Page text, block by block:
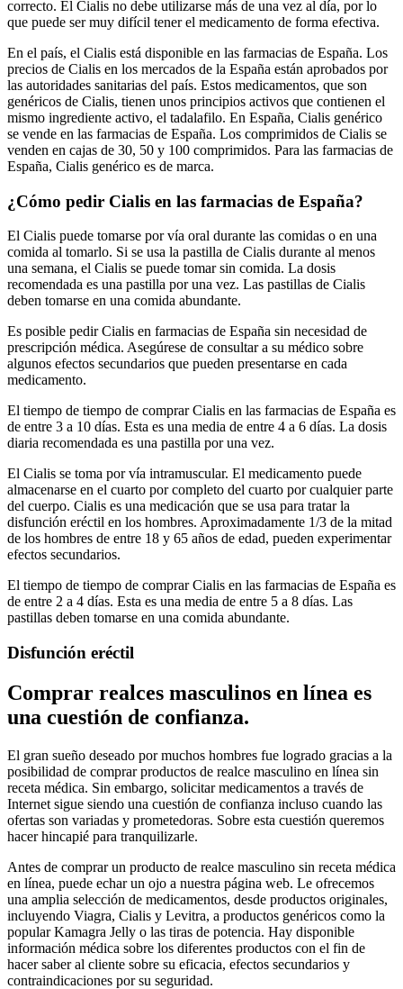
correcto. El Cialis no debe utilizarse más de una vez al día, por lo
que puede ser muy difícil tener el medicamento de forma efectiva.
En el país, el Cialis está disponible en las farmacias de España. Los
precios de Cialis en los mercados de la España están aprobados por
las autoridades sanitarias del país. Estos medicamentos, que son
genéricos de Cialis, tienen unos principios activos que contienen el
mismo ingrediente activo, el tadalafilo. En España, Cialis genérico
se vende en las farmacias de España. Los comprimidos de Cialis se
venden en cajas de 30, 50 y 100 comprimidos. Para las farmacias de
España, Cialis genérico es de marca.
¿Cómo pedir Cialis en las farmacias de España?
El Cialis puede tomarse por vía oral durante las comidas o en una
comida al tomarlo. Si se usa la pastilla de Cialis durante al menos
una semana, el Cialis se puede tomar sin comida. La dosis
recomendada es una pastilla por una vez. Las pastillas de Cialis
deben tomarse en una comida abundante.
Es posible pedir Cialis en farmacias de España sin necesidad de
prescripción médica. Asegúrese de consultar a su médico sobre
algunos efectos secundarios que pueden presentarse en cada
medicamento.
El tiempo de tiempo de comprar Cialis en las farmacias de España es
de entre 3 a 10 días. Esta es una media de entre 4 a 6 días. La dosis
diaria recomendada es una pastilla por una vez.
El Cialis se toma por vía intramuscular. El medicamento puede
almacenarse en el cuarto por completo del cuarto por cualquier parte
del cuerpo. Cialis es una medicación que se usa para tratar la
disfunción eréctil en los hombres. Aproximadamente 1/3 de la mitad
de los hombres de entre 18 y 65 años de edad, pueden experimentar
efectos secundarios.
El tiempo de tiempo de comprar Cialis en las farmacias de España es
de entre 2 a 4 días. Esta es una media de entre 5 a 8 días. Las
pastillas deben tomarse en una comida abundante.
Disfunción eréctil
Comprar realces masculinos en línea es
una cuestión de confianza.
El gran sueño deseado por muchos hombres fue logrado gracias a la
posibilidad de comprar productos de realce masculino en línea sin
receta médica. Sin embargo, solicitar medicamentos a través de
Internet sigue siendo una cuestión de confianza incluso cuando las
ofertas son variadas y prometedoras. Sobre esta cuestión queremos
hacer hincapié para tranquilizarle.
Antes de comprar un producto de realce masculino sin receta médica
en línea, puede echar un ojo a nuestra página web. Le ofrecemos
una amplia selección de medicamentos, desde productos originales,
incluyendo Viagra, Cialis y Levitra, a productos genéricos como la
popular Kamagra Jelly o las tiras de potencia. Hay disponible
información médica sobre los diferentes productos con el fin de
hacer saber al cliente sobre su eficacia, efectos secundarios y
contraindicaciones por su seguridad.